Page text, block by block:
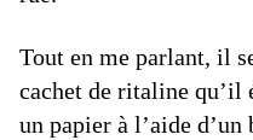
Tout en me parlant, il
cachet de ritaline qu’il
un papier à l’aide